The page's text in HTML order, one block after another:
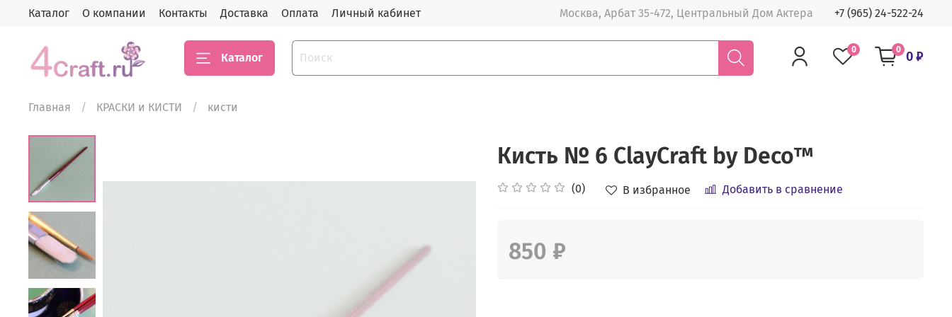
Каталог О компании Контакты Доставка Оплата Личный кабинет Москва, Арбат 35-472, Центральный Дом Актера +7 (965) 24-522-24
Каталог
0 0 0 ₽
Главная КРАСКИ и КИСТИ кисти
Кисть № 6 СlayCraft by Deco™
(0) В избранное Добавить в сравнение
850 ₽